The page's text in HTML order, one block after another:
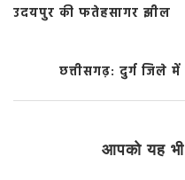
उदयपुर की फतेहसागर झील
छत्तीसगढ़: दुर्ग जिले
आपको यह